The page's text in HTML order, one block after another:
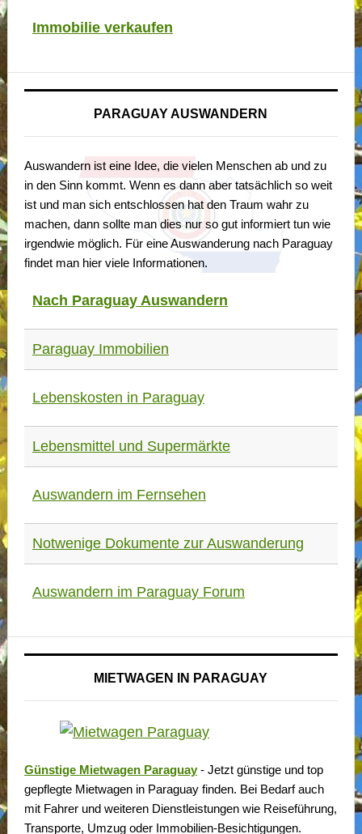
Immobilie verkaufen
PARAGUAY AUSWANDERN
Auswandern ist eine Idee, die vielen Menschen ab und zu
in den Sinn kommt. Wenn es dann aber tatsächlich so weit
ist und man sich entschlossen hat den Traum wahr zu
machen, dann sollte man dies nur so gut informiert tun wie
irgendwie möglich. Für eine Auswanderung nach Paraguay
findet man hier viele Informationen.
Nach Paraguay Auswandern
Paraguay Immobilien
Lebenskosten in Paraguay
Lebensmittel und Supermärkte
Auswandern im Fernsehen
Notwenige Dokumente zur Auswanderung
Auswandern im Paraguay Forum
MIETWAGEN IN PARAGUAY
Günstige Mietwagen Paraguay- Jetzt günstige und top
gepflegte Mietwagen in Paraguay finden. Bei Bedarf auch
mit Fahrer und weiteren Dienstleistungen wie Reiseführung,
Transporte, Umzug oder Immobilien-Besichtigungen.